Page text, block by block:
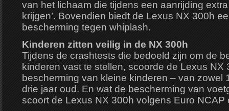
van het lichaam die tijdens een aanrijding
krijgen’. Bovendien biedt de Lexus NX 300h
bescherming tegen whiplash.
Kinderen zitten veilig in de NX 300h
Tijdens de crashtests die bedoeld zijn om de
kinderen vast te stellen, scoorde de Lexus NX
bescherming van kleine kinderen – van zowel
drie jaar oud. En wat de bescherming van
scoort de Lexus NX 300h volgens Euro NCAP